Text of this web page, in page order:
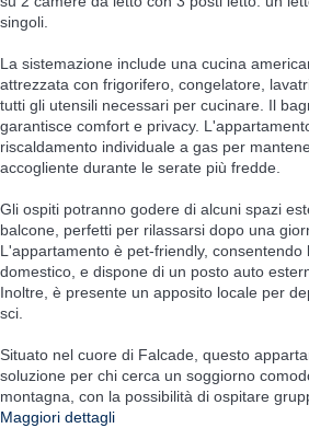
singoli.
La sistemazione include una cucina
attrezzata con frigorifero, congelatore,
tutti gli utensili necessari per cucinare. Il
garantisce comfort e privacy.
riscaldamento individuale a gas per
accogliente durante le serate più fredde.
Gli ospiti potranno godere di alcuni spazi
balcone, perfetti per rilassarsi dopo una
L'appartamento è pet-friendly,
domestico, e dispone di un posto auto
Inoltre, è presente un apposito locale per
sci.
Situato nel cuore di Falcade, questo
soluzione per chi cerca un soggiorno
montagna, con la possibilità di ospitare
Maggiori dettagli